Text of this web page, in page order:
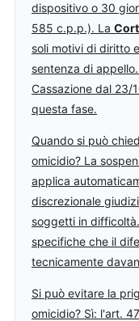
dispositivo o 30
585 c.p.p.). La
soli motivi di diritto
sentenza di
Cassazione dal 23/
questa fase.
Quando si può
omicidio? La
applica
discrezionale
soggetti in
specifiche che il
tecnicamente
Si può evitare la
omicidio? Sì: l'art.